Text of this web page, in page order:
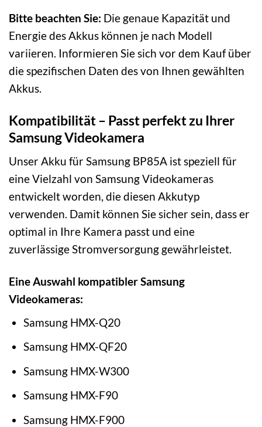
Bitte beachten Sie: Die genaue Kapazität und
Energie des Akkus können je nach Modell
variieren. Informieren Sie sich vor dem Kauf über
die spezifischen Daten des von Ihnen gewählten
Akkus.
Kompatibilität – Passt perfekt zu Ihrer
Samsung Videokamera
Unser Akku für Samsung BP85A ist speziell für
eine Vielzahl von Samsung Videokameras
entwickelt worden, die diesen Akkutyp
verwenden. Damit können Sie sicher sein, dass er
optimal in Ihre Kamera passt und eine
zuverlässige Stromversorgung gewährleistet.
Eine Auswahl kompatibler Samsung
Videokameras:
Samsung HMX-Q20
Samsung HMX-QF20
Samsung HMX-W300
Samsung HMX-F90
Samsung HMX-F900